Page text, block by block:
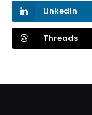
LinkedIn
Threads